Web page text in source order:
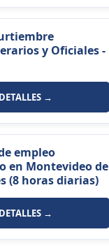
y Oficiales -
→
empleo
en Montevideo de
(8 horas diarias)
→